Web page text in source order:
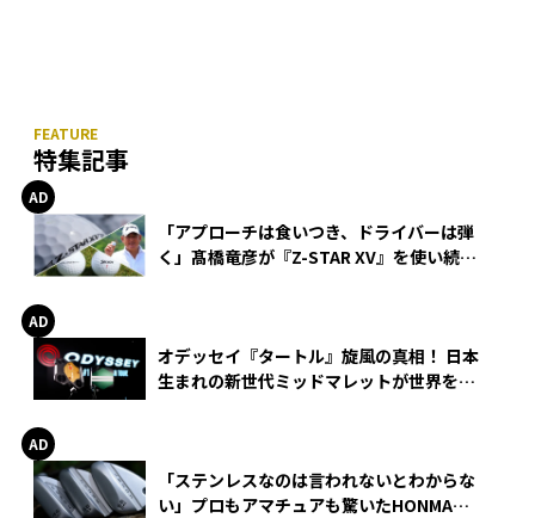
特集記事
「アプローチは食いつき、ドライバーは弾
く」髙橋竜彦が『Z-STAR XV』を使い続け
オデッセイ『タートル』旋風の真相！ 日本
生まれの新世代ミッドマレットが世界を席
「ステンレスなのは言われないとわからな
い」プロもアマチュアも驚いたHONMA